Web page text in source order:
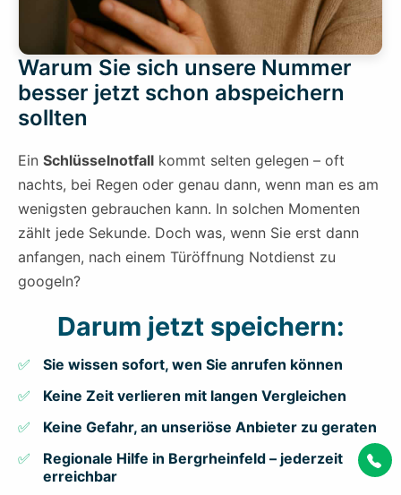
Warum Sie sich unsere Nummer
besser jetzt schon abspeichern
sollten
Ein Schlüsselnotfall kommt selten gelegen – oft
nachts, bei Regen oder genau dann, wenn man es am
wenigsten gebrauchen kann. In solchen Momenten
zählt jede Sekunde. Doch was, wenn Sie erst dann
anfangen, nach einem Türöffnung Notdienst zu
googeln?
Darum jetzt speichern:
Sie wissen sofort, wen Sie anrufen können
Keine Zeit verlieren mit langen Vergleichen
Keine Gefahr, an unseriöse Anbieter zu geraten
Regionale Hilfe in Bergrheinfeld – jederzeit
erreichbar